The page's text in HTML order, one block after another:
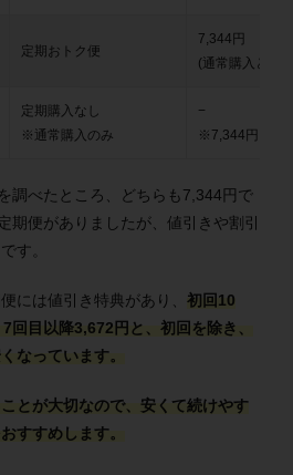
定期おトク便
7,344円
(通常購入と同
定期購入なし
※通常購入のみ
−
※7,344円
調べたところ、どちらも7,344円で
期便がありましたが、値引きや割引
す。
には値引き特典があり、 初回10
回目以降3,672円 と、初回を除き、
なっています。
とが大切なので、 安くて続けやす
すすめします。